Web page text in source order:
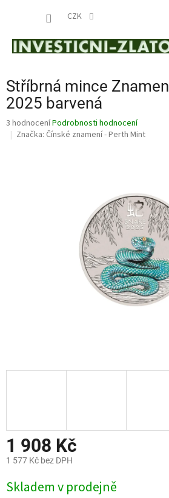
CZK
Stříbrná mince
2025 barvená
Průměrné
hodnocení
3 hodnoceníPodrobnosti hodnocení
Značka: Čínské znamení - Perth Mint
1 908 Kč
1 577 Kč bez DPH
cena:
Skladem v prodejně